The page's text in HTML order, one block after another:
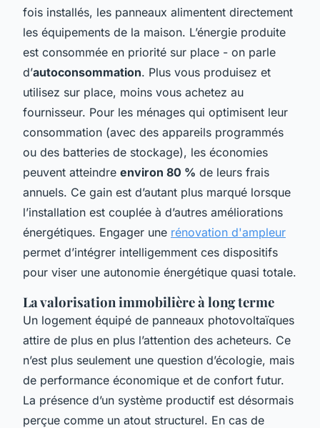
fois installés, les panneaux alimentent directement
les équipements de la maison. L’énergie produite
est consommée en priorité sur place - on parle
d’autoconsommation. Plus vous produisez et
utilisez sur place, moins vous achetez au
fournisseur. Pour les ménages qui optimisent leur
consommation (avec des appareils programmés
ou des batteries de stockage), les économies
peuvent atteindre environ 80 % de leurs frais
annuels. Ce gain est d’autant plus marqué lorsque
l’installation est couplée à d’autres améliorations
énergétiques. Engager une rénovation d'ampleur
permet d’intégrer intelligemment ces dispositifs
pour viser une autonomie énergétique quasi totale.
La valorisation immobilière à long terme
Un logement équipé de panneaux photovoltaïques
attire de plus en plus l’attention des acheteurs. Ce
n’est plus seulement une question d’écologie, mais
de performance économique et de confort futur.
La présence d’un système productif est désormais
perçue comme un atout structurel. En cas de